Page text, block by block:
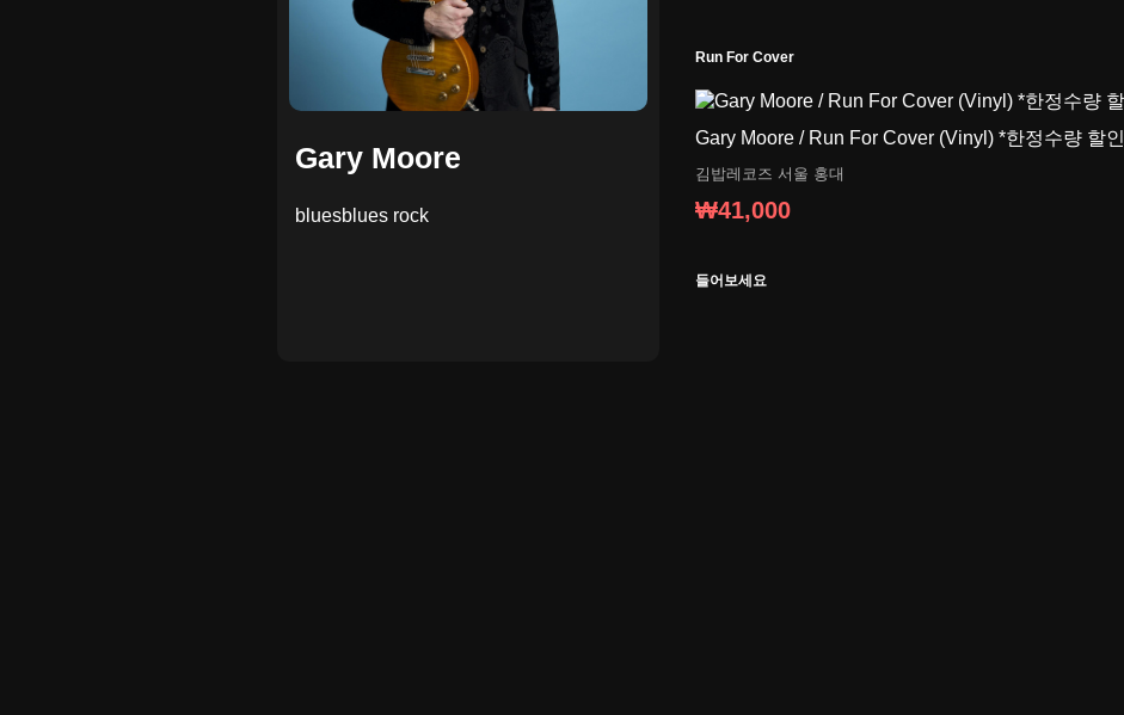
Gary Moore
bluesblues rock
Run For Cover
Gary Moore / Run For Cover (Vinyl) *한정수량 할인
김밥레코즈 서울 홍대
₩41,000
들어보세요